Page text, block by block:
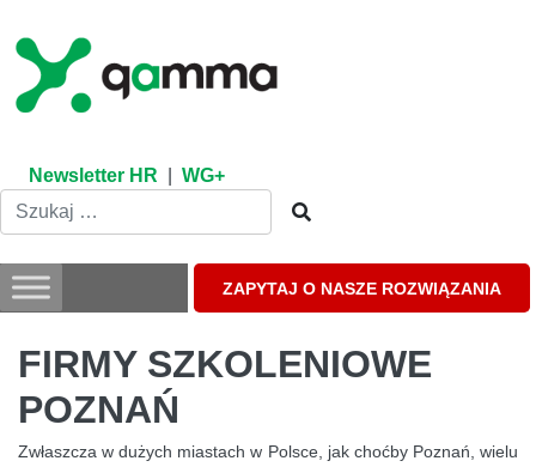
content
Newsletter HR WG+
ZAPYTAJ O NASZE ROZWIĄZANIA
FIRMY SZKOLENIOWE
POZNAŃ
Zwłaszcza w dużych miastach w Polsce, jak choćby Poznań, wielu